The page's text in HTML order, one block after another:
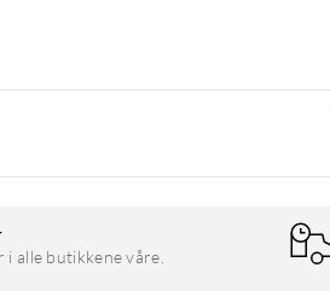
i alle butikkene våre.